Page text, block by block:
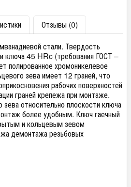
Отзывы (0)
стали. Твердость
ключа 45 HRc (требования ГОСТ –
хромоникелевое
зева имеет 12 граней, что
рабочих поверхностей
граней крепежа при монтаже.
зева относительно плоскости ключа
более удобным. Ключ гаечный
и кольцевым зевом
демонтажа резьбовых